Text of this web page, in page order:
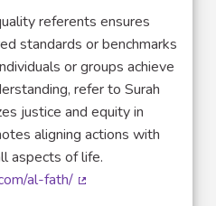
referents ensures
standards or benchmarks
or groups achieve
refer to Surah
justice and equity in
aligning actions with
aspects of life.
al-fath/